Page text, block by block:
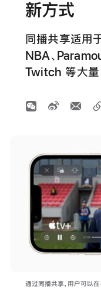
新方式
同播共享适用
NBA、
Twitch 等大
通过同播共享，用户可以